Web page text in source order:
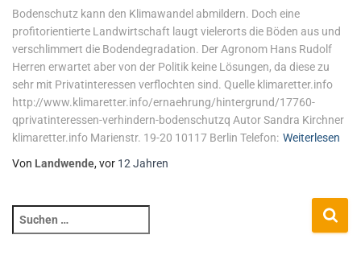
Bodenschutz kann den Klimawandel abmildern. Doch eine
profitorientierte Landwirtschaft laugt vielerorts die Böden aus und
verschlimmert die Bodendegradation. Der Agronom Hans Rudolf
Herren erwartet aber von der Politik keine Lösungen, da diese zu
sehr mit Privatinteressen verflochten sind. Quelle klimaretter.info
http://www.klimaretter.info/ernaehrung/hintergrund/17760-
qprivatinteressen-verhindern-bodenschutzq Autor Sandra Kirchner
klimaretter.info Marienstr. 19-20 10117 Berlin Telefon: Weiterlesen
Von Landwende, vor 12 Jahren